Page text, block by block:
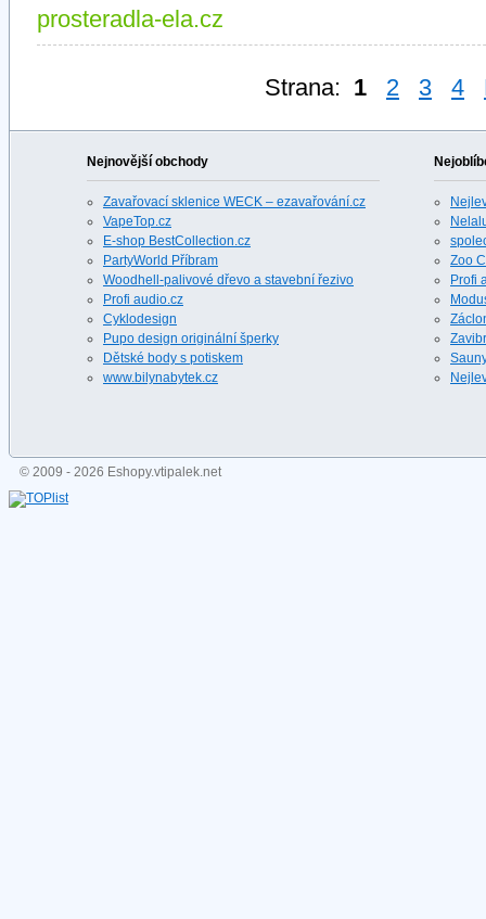
prosteradla-ela.cz
Strana: 1 2 3 4
Nejnovější obchody
Zavařovací sklenice WECK – ezavařování.cz
VapeTop.cz
E-shop BestCollection.cz
PartyWorld Příbram
Woodhell-palivové dřevo a stavební řezivo
Profi audio.cz
Cyklodesign
Pupo design originální šperky
Dětské body s potiskem
www.bilynabytek.cz
Zoo
Profi
© 2009 - 2026 Eshopy.vtipalek.net